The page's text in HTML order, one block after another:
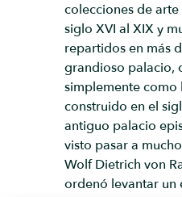
colecciones de
siglo XVI al XIX y
repartidos en más
grandioso palacio,
simplemente como
construido en el
antiguo palacio
visto pasar a
Wolf Dietrich von
ordenó levantar un